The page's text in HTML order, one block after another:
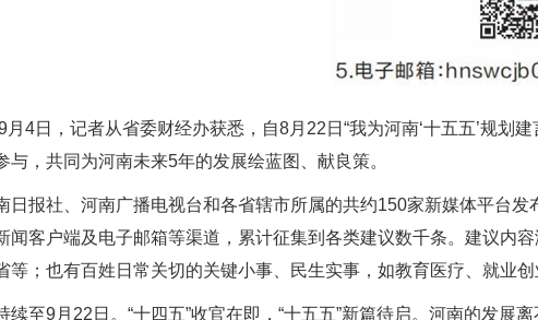
月4日，记者从省委财经办获悉，自8月22日“我为河南‘十五五’规
，共同为河南未来5年的发展绘蓝图、献良策。
社、河南广播电视台和各省辖市所属的共约150家新媒体平台发
闻客户端及电子邮箱等渠道，累计征集到各类建议数千条。建议内
等；也有百姓日常关切的关键小事、民生实事，如教育医疗、就业
9月22日。“十四五”收官在即，“十五五”新篇待启。河南的发展